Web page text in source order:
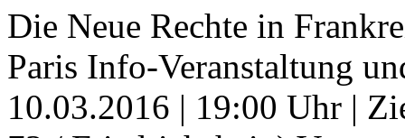
Die Neue Rechte in
Paris Info-Veranstaltung
10.03.2016 | 19:00 Uhr |